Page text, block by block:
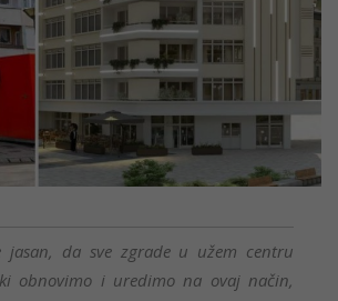
jasan, da sve zgrade u užem centru
obnovimo i uredimo na ovaj način,